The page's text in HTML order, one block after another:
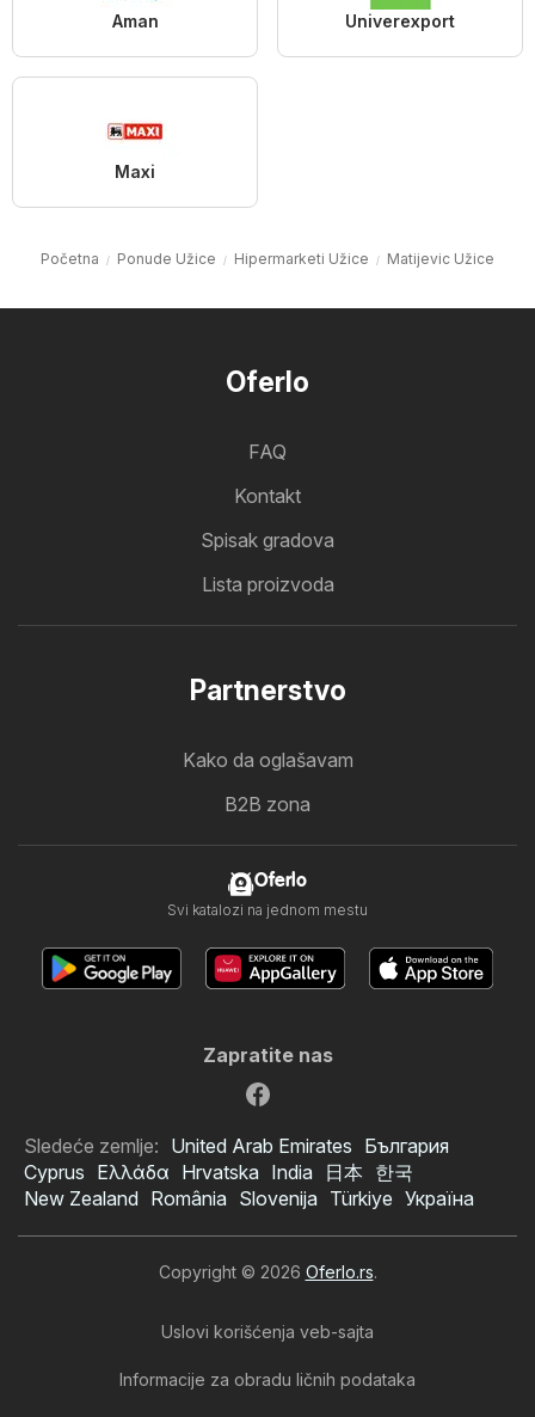
Aman Univerexport
Maxi
Početna Ponude Užice Hipermarketi Užice Matijevic Užice
Oferlo
FAQ
Kontakt
Spisak gradova
Lista proizvoda
Partnerstvo
Kako da oglašavam
B2B zona
Oferlo
Svi katalozi na jednom mestu
Zapratite nas
Sledeće zemlje: United Arab Emirates България
Cyprus Ελλάδα Hrvatska India 日本 한국
New Zealand România Slovenija Türkiye Україна
Copyright © 2026 Oferlo.rs.
Uslovi korišćenja veb-sajta
Informacije za obradu ličnih podataka